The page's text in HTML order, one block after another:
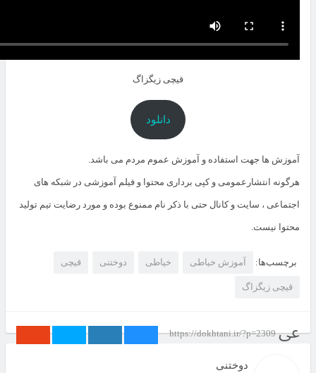
قیچی زیگزاگ
دانلود
آموزش ها جهت استفاده و آموزش عموم مردم می باشد.
هرگونه انتشارعمومی و کپی برداری محتوا و فیلم آموزشی در شبکه های
اجتماعی ، سایت و کانال حتی با ذکر نام ممنوع بوده و مورد رضایت تیم تولید
محتوا نیست.
برچسب‌ها: آموزش خیاطی خیاطی دوختنی قیچی
قیچی زیگزاگ
https://dokhtani.ir/?p=2309
دوختنی